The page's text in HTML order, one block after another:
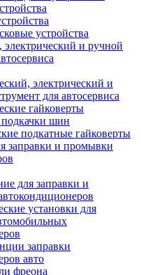
устройства
и ручной
электрический и
для автосервиса
гайковерты
шин
подкатные гайковерты
заправки и промывки
для заправки и
установки для
заправки
авто
фреона